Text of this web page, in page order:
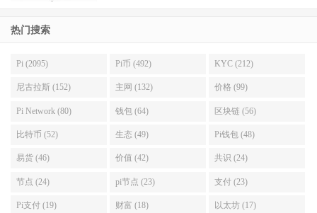
热门搜索
Pi (2095) Pi币 (492) KYC (212)
尼古拉斯 (152) 主网 (132) 价格 (99)
Pi Network (80) 钱包 (64) 区块链 (56)
比特币 (52) 生态 (49) Pi钱包 (48)
易货 (46) 价值 (42) 共识 (24)
节点 (24) pi节点 (23) 支付 (23)
Pi支付 (19) 财富 (18) 以太坊 (17)